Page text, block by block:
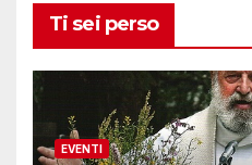
Ti sei perso
EVENTI